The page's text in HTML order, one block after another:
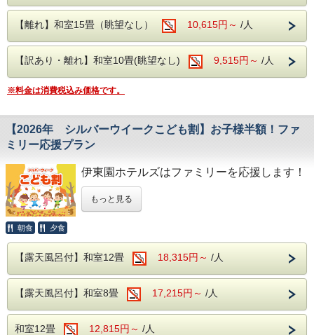
ご夕食時はアルコールも含め飲み放題無料!!
生ビール・焼酎・日本酒・ワイン・ソフトドリンク等のお飲
み物をご自由にお飲みいただけます。
朝食はバイキングスタイルでご提供いたします。
大浴場の入り口手前には、浮舞台「三条夫人」がございま
す。
館の魅力の1つとなります。
温泉は、ブドウ園から湧いた石和温泉。
アルカリ性のトロトロした湯が特徴で、クレンジング効果に
より肌の汚れを落とす美肌の湯となります。
【館内施設】
・無料予約制カラオケ
※客室露天風呂は沸かし湯となります。
【離れ】和室15畳（眺望なし） 10,615円～ /人
【訳あり・離れ】和室10畳(眺望なし) 9,515円～ /人
※料金は消費税込み価格です。
【2026年 シルバーウイークこども割】お子様半額！ファ
ミリー応援プラン
伊東園ホテルズはファミリーを応援します！
割』は
なんと、一泊二食付きのプランのこども料金
が通常時の半額に！
期間限定ですので、ぜひこの機会に家族旅行
をお楽しみください！
もっと見る
朝食 夕食
【露天風呂付】和室12畳 18,315円～ /人
【露天風呂付】和室8畳 17,215円～ /人
和室12畳 12,815円～ /人